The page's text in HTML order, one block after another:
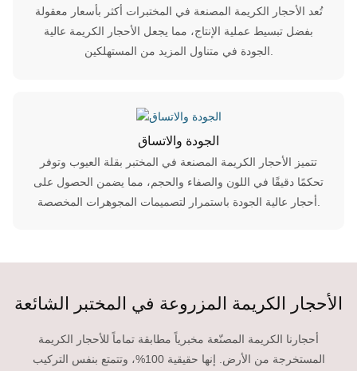
تُعد الأحجار الكريمة المصنعة في المختبرات أكثر بأسعار معقولة
بفضل تبسيط عملية الإنتاج، مما يجعل الأحجار الكريمة عالية
الجودة في متناول المزيد من المستهلكين.
الجودة والاتساق
تتميز الأحجار الكريمة المصنعة في المختبر بقلة العيوب وتوفر
تحكمًا دقيقًا في اللون والصفاء والحجم، مما يضمن الحصول على
الأحجار الكريمة المزروعة في المختبر الشائعة
أحجارنا الكريمة المصنّعة مخبرياً مطابقة تماماً للأحجار الكريمة
المستخرجة من الأرض. إنها حقيقية 100%، وتتمتع بنفس التركيب